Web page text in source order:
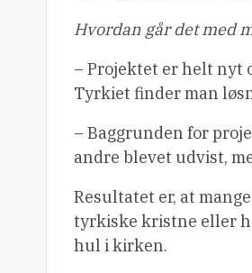
Hvordan går det med
– Projektet er helt nyt
Tyrkiet finder man
– Baggrunden for
andre blevet udvist,
Resultatet er, at
tyrkiske kristne eller
hul i kirken.